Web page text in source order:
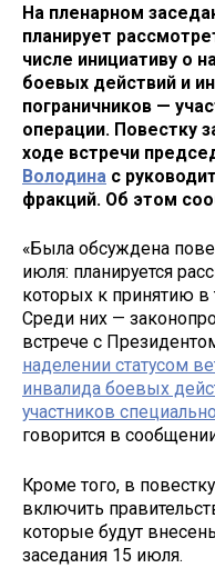
На пленарном
планирует
числе инициативу о
боевых действий и
пограничников —
операции. Повестку
ходе встречи
Володина с
фракций. Об этом
«Была обсуждена
июля: планируется
которых к принятию в
Среди них —
встрече с
наделении статусом
инвалида боевых
участников
говорится в
Кроме того, в
включить
которые будут
заседания 15 июля.